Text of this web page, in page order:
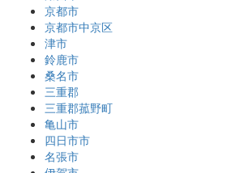
京都市
京都市中京区
津市
鈴鹿市
桑名市
三重郡
三重郡菰野町
亀山市
四日市市
名張市